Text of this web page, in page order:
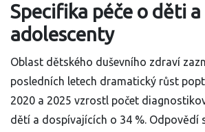
Specifika péče o děti a
adolescenty
Oblast dětského duševního zdraví
posledních letech dramatický růst
2020 a 2025 vzrostl počet
dětí a dospívajících o 34 %. Odpovědí